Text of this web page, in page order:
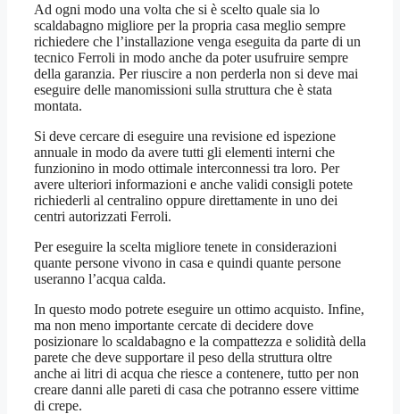
Ad ogni modo una volta che si è scelto quale sia lo
scaldabagno migliore per la propria casa meglio sempre
richiedere che l’installazione venga eseguita da parte di un
tecnico Ferroli in modo anche da poter usufruire sempre
della garanzia. Per riuscire a non perderla non si deve mai
eseguire delle manomissioni sulla struttura che è stata
montata.
Si deve cercare di eseguire una revisione ed ispezione
annuale in modo da avere tutti gli elementi interni che
funzionino in modo ottimale interconnessi tra loro. Per
avere ulteriori informazioni e anche validi consigli potete
richiederli al centralino oppure direttamente in uno dei
centri autorizzati Ferroli.
Per eseguire la scelta migliore tenete in considerazioni
quante persone vivono in casa e quindi quante persone
useranno l’acqua calda.
In questo modo potrete eseguire un ottimo acquisto. Infine,
ma non meno importante cercate di decidere dove
posizionare lo scaldabagno e la compattezza e solidità della
parete che deve supportare il peso della struttura oltre
anche ai litri di acqua che riesce a contenere, tutto per non
creare danni alle pareti di casa che potranno essere vittime
di crepe.